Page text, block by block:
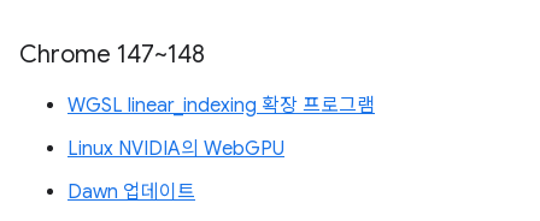
Chrome 147~148
WGSL linear_indexing 확장 프로그램
Linux NVIDIA의 WebGPU
Dawn 업데이트